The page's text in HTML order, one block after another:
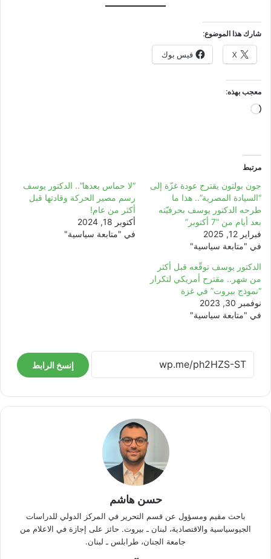
شارك هذا الموضوع:
X فيس بوك
معجب بهذه:
جاري
مرتبط
جون بولتون يقترح عودة غزّة إلى
“السيادة المصرية”.. هذا ما
طرحه الدكتور يوسف بحرفيّته
بعد أيام من “7 أكتوبر”
فبراير 12, 2025
في "متابعة سياسية"
“لا حماس بعدها”.. الدكتور يوسف
رسم مصير الحركة وقادتها قبل
أكثر من عام!
أكتوبر 18, 2024
في "متابعة سياسية"
الدكتور يوسف توقّعه قبل أكثر
من شهر.. مقترح أمريكي لتكرار
“نموذج بيروت” في غزة
نوفمبر 30, 2023
في "متابعة سياسية"
إنسخ الرابط
حسن هاشم
باحث مقيم ومسؤول عن قسم التحرير في المركز الدولي للدراسات
الجيوسياسية والاقتصادية، لبنان ـ بيروت. حائز على إجازة في الاعلام من
جامعة الجنان، طرابلس ـ لبنان.